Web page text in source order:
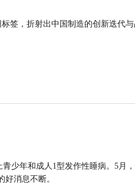
签，折射出中国制造的创新迭代
少年和成人1型发作性睡病。5月
消息不断。